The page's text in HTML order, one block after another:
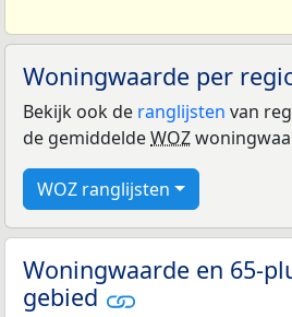
Woningwaarde per
Bekijk ook de ranglijsten van
de gemiddeldeWOZ
WOZ ranglijsten
Woningwaarde en 65-
gebied